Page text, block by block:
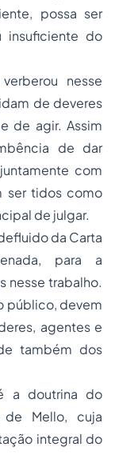
possa ser
insuficiente do
nesse
de deveres
de agir. Assim
de dar
com
ser tidos como
de julgar.
da Carta
para a
nesse trabalho.
público, devem
agentes e
também dos
a doutrina do
de Mello, cuja
integral do